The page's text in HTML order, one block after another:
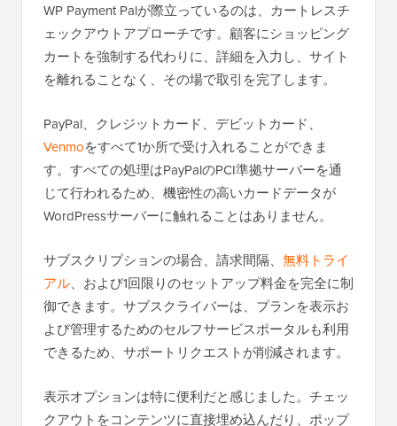
WP Payment Palが際立っているのは、カートレスチ
ェックアウトアプローチです。顧客にショッピング
カートを強制する代わりに、詳細を入力し、サイト
を離れることなく、その場で取引を完了します。
PayPal、クレジットカード、デビットカード、
Venmoをすべて1か所で受け入れることができま
す。すべての処理はPayPalのPCI準拠サーバーを通
じて行われるため、機密性の高いカードデータが
WordPressサーバーに触れることはありません。
サブスクリプションの場合、請求間隔、 無料トライ
アル、および1回限りのセットアップ料金を完全に制
御できます。サブスクライバーは、プランを表示お
よび管理するためのセルフサービスポータルも利用
できるため、サポートリクエストが削減されます。
表示オプションは特に便利だと感じました。チェッ
クアウトをコンテンツに直接埋め込んだり、ポップ